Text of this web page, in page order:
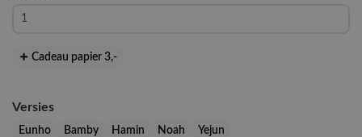
Cadeau papier 3,-
Versies
Eunho Bamby Hamin Noah Yejun